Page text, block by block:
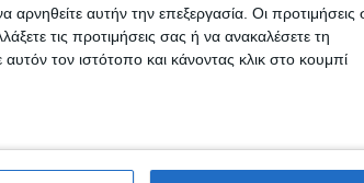
αρνηθείτε αυτήν την επεξεργασία. Οι προτιμήσεις
τις προτιμήσεις σας ή να ανακαλέσετε τη
τον ιστότοπο και κάνοντας κλικ στο κουμπί